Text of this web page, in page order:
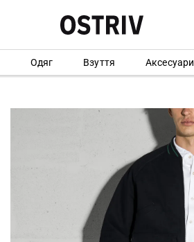
Одяг Взуття Аксесуари